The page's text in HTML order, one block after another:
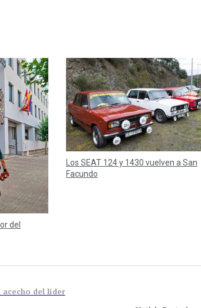
del
Los SEAT 124 y 1430 vuelven a San
Facundo
acecho del líder